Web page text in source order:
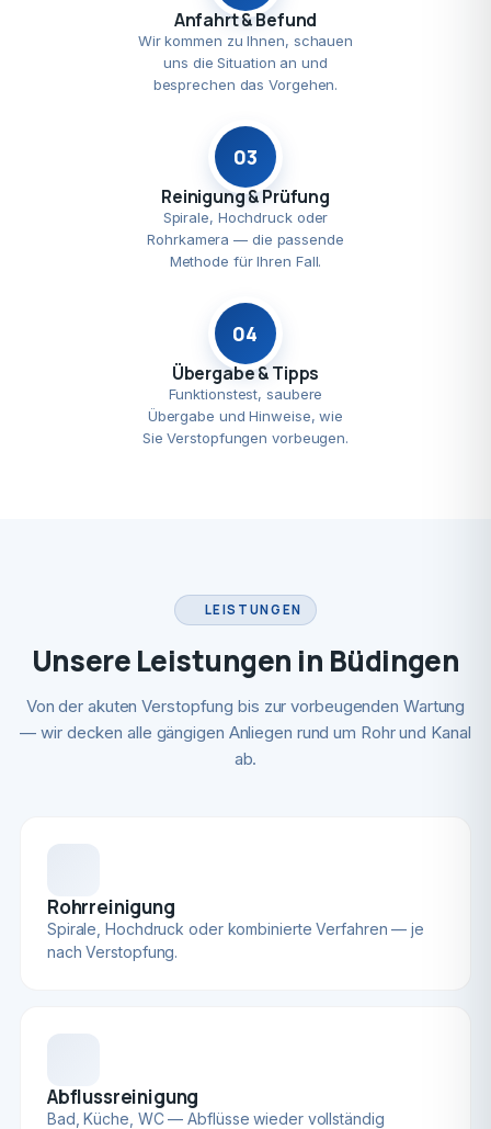
Anfahrt & Befund
Wir kommen zu Ihnen, schauen
uns die Situation an und
besprechen das Vorgehen.
03
Reinigung & Prüfung
Spirale, Hochdruck oder
Rohrkamera — die passende
Methode für Ihren Fall.
04
Übergabe & Tipps
Funktionstest, saubere
Übergabe und Hinweise, wie
Sie Verstopfungen vorbeugen.
LEISTUNGEN
Unsere Leistungen in Büdingen
Von der akuten Verstopfung bis zur vorbeugenden Wartung
— wir decken alle gängigen Anliegen rund um Rohr und Kanal
ab.
Rohrreinigung
Spirale, Hochdruck oder kombinierte Verfahren — je
nach Verstopfung.
Abflussreinigung
Bad, Küche, WC — Abflüsse wieder vollständig